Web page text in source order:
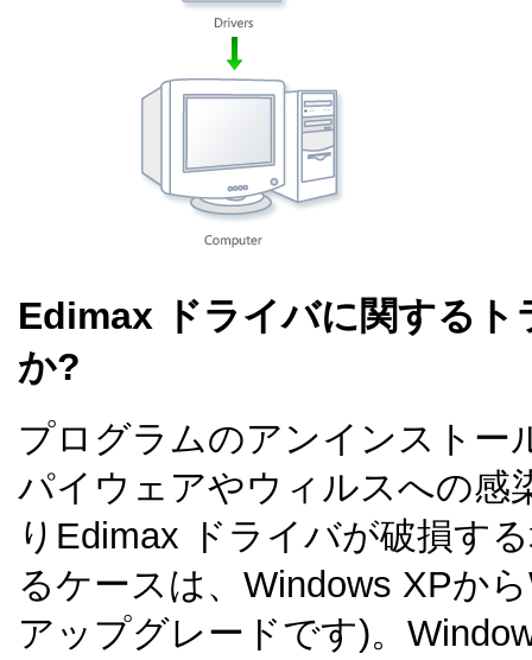
Edimax ドライバに関するト
か?
プログラムのアンインストー
パイウェアやウィルスへの感
りEdimax ドライバが破損す
るケースは、Windows XPか
アップグレードです)。